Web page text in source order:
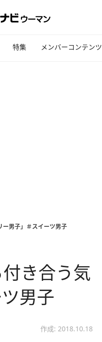
特集 メンバーコンテンツ
男子」＃スイーツ男子
き合う気
男子
作成: 2018.10.18